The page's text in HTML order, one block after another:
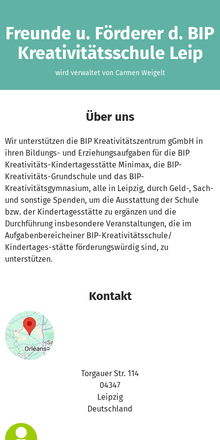
Freunde u. Förderer d. BIP
Kreativitätsschule Leip
wird verwaltet von Carmen Weigelt
Über uns
Wir unterstützen die BIP Kreativitätszentrum gGmbH in
ihren Bildungs- und Erziehungsaufgaben für die BIP
Kreativitäts-Kindertagesstätte Minimax, die BIP-
Kreativitäts-Grundschule und das BIP-
Kreativitätsgymnasium, alle in Leipzig, durch Geld-, Sach-
und sonstige Spenden, um die Ausstattung der Schule
bzw. der Kindertagesstätte zu ergänzen und die
Durchführung insbesondere Veranstaltungen, die im
Aufgabenbereicheiner BIP-Kreativitätsschule/
Kindertages-stätte förderungswürdig sind, zu
unterstützen.
Kontakt
Torgauer Str. 114
04347
Leipzig
Deutschland